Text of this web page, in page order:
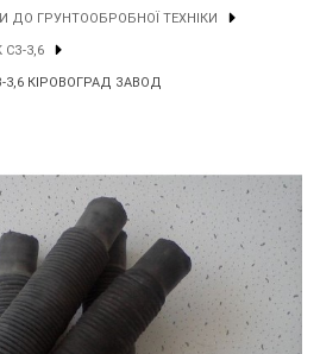
ДО ГРУНТООБРОБНОЇ ТЕХНІКИ
3,6
КІРОВОГРАД ЗАВОД